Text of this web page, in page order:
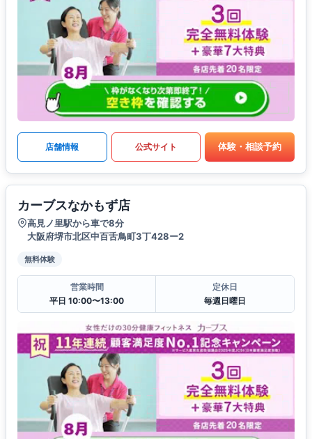
店舗情報 公式サイト 体験・相談予約
カーブスなかもず店
高見ノ里駅から車で8分
大阪府堺市北区中百舌鳥町3丁428ー2
無料体験
営業時間
平日 10:00〜13:00
定休日
毎週日曜日